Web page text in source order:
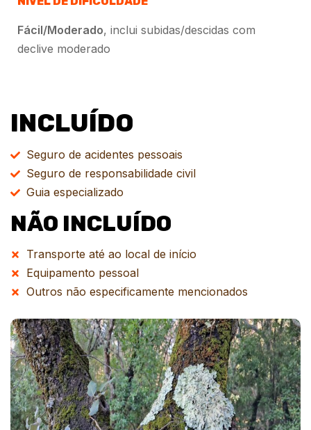
Fácil/Moderado, inclui subidas/descidas com
declive moderado
INCLUÍDO
Seguro de acidentes pessoais
Seguro de responsabilidade civil
Guia especializado
NÃO INCLUÍDO
Transporte até ao local de início
Equipamento pessoal
Outros não especificamente mencionados